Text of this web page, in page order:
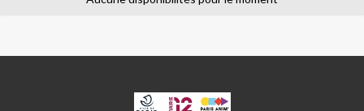
Tarif : Gratuit / limité à 8 places
CPA